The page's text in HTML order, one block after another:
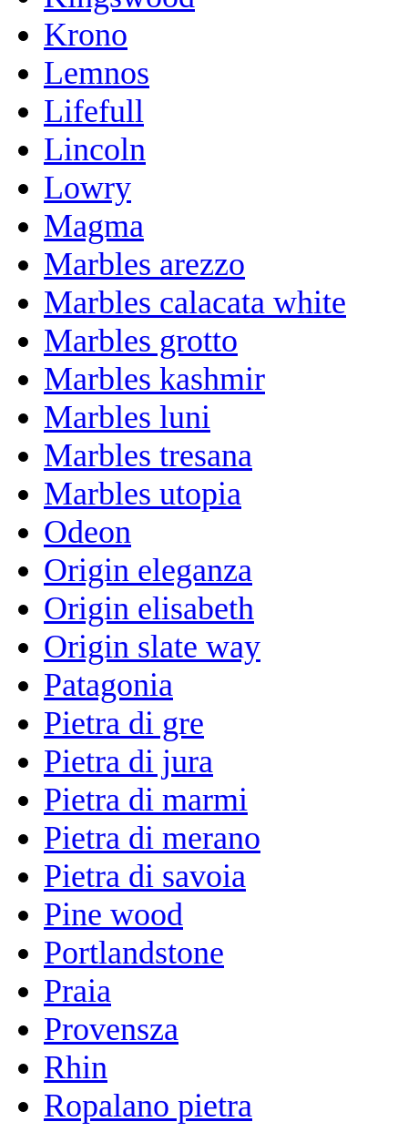
Krono
Lemnos
Lifefull
Lincoln
Lowry
Magma
Marbles arezzo
Marbles calacata white
Marbles grotto
Marbles kashmir
Marbles luni
Marbles tresana
Marbles utopia
Odeon
Origin eleganza
Origin elisabeth
Origin slate way
Patagonia
Pietra di gre
Pietra di jura
Pietra di marmi
Pietra di merano
Pietra di savoia
Pine wood
Portlandstone
Praia
Provensza
Rhin
Ropalano pietra